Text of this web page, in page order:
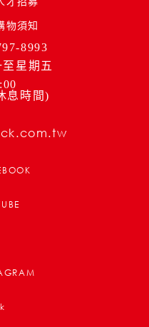
物須知
8993
星期五
息時間)